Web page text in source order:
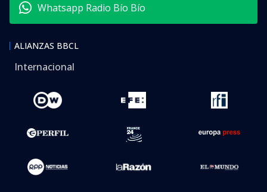
Whatsapp Radio Bío Bío
ALIANZAS BBCL
Internacional